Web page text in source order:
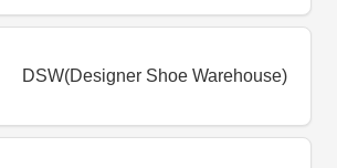
DSW(Designer Shoe Warehouse)